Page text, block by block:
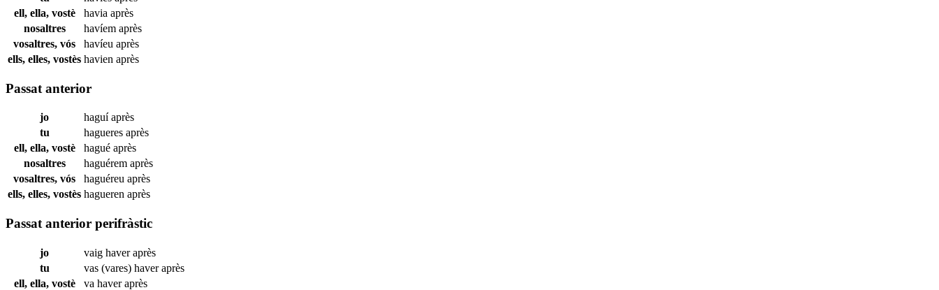
ell, ella, vostè
havia après
nosaltres
havíem après
vosaltres, vós
havíeu après
ells, elles, vostès havien après
Passat anterior
jo haguíaprès
tu
hagueres après
ell, ella, vostè
hagué après
nosaltres
haguérem après
vosaltres, vós
haguéreu après
ells, elles, vostès hagueren après
Passat anterior perifràstic
jo vaig haveraprès
tu
vas (vares) haveraprès
ell, ella, vostè
va haveraprès